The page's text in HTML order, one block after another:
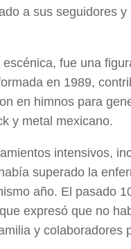
a sus seguidores y
fue una
en 1989,
en himnos para
y metal mexicano.
intensivos,
superado la
año. El pasado
expresó que no
y colaboradores